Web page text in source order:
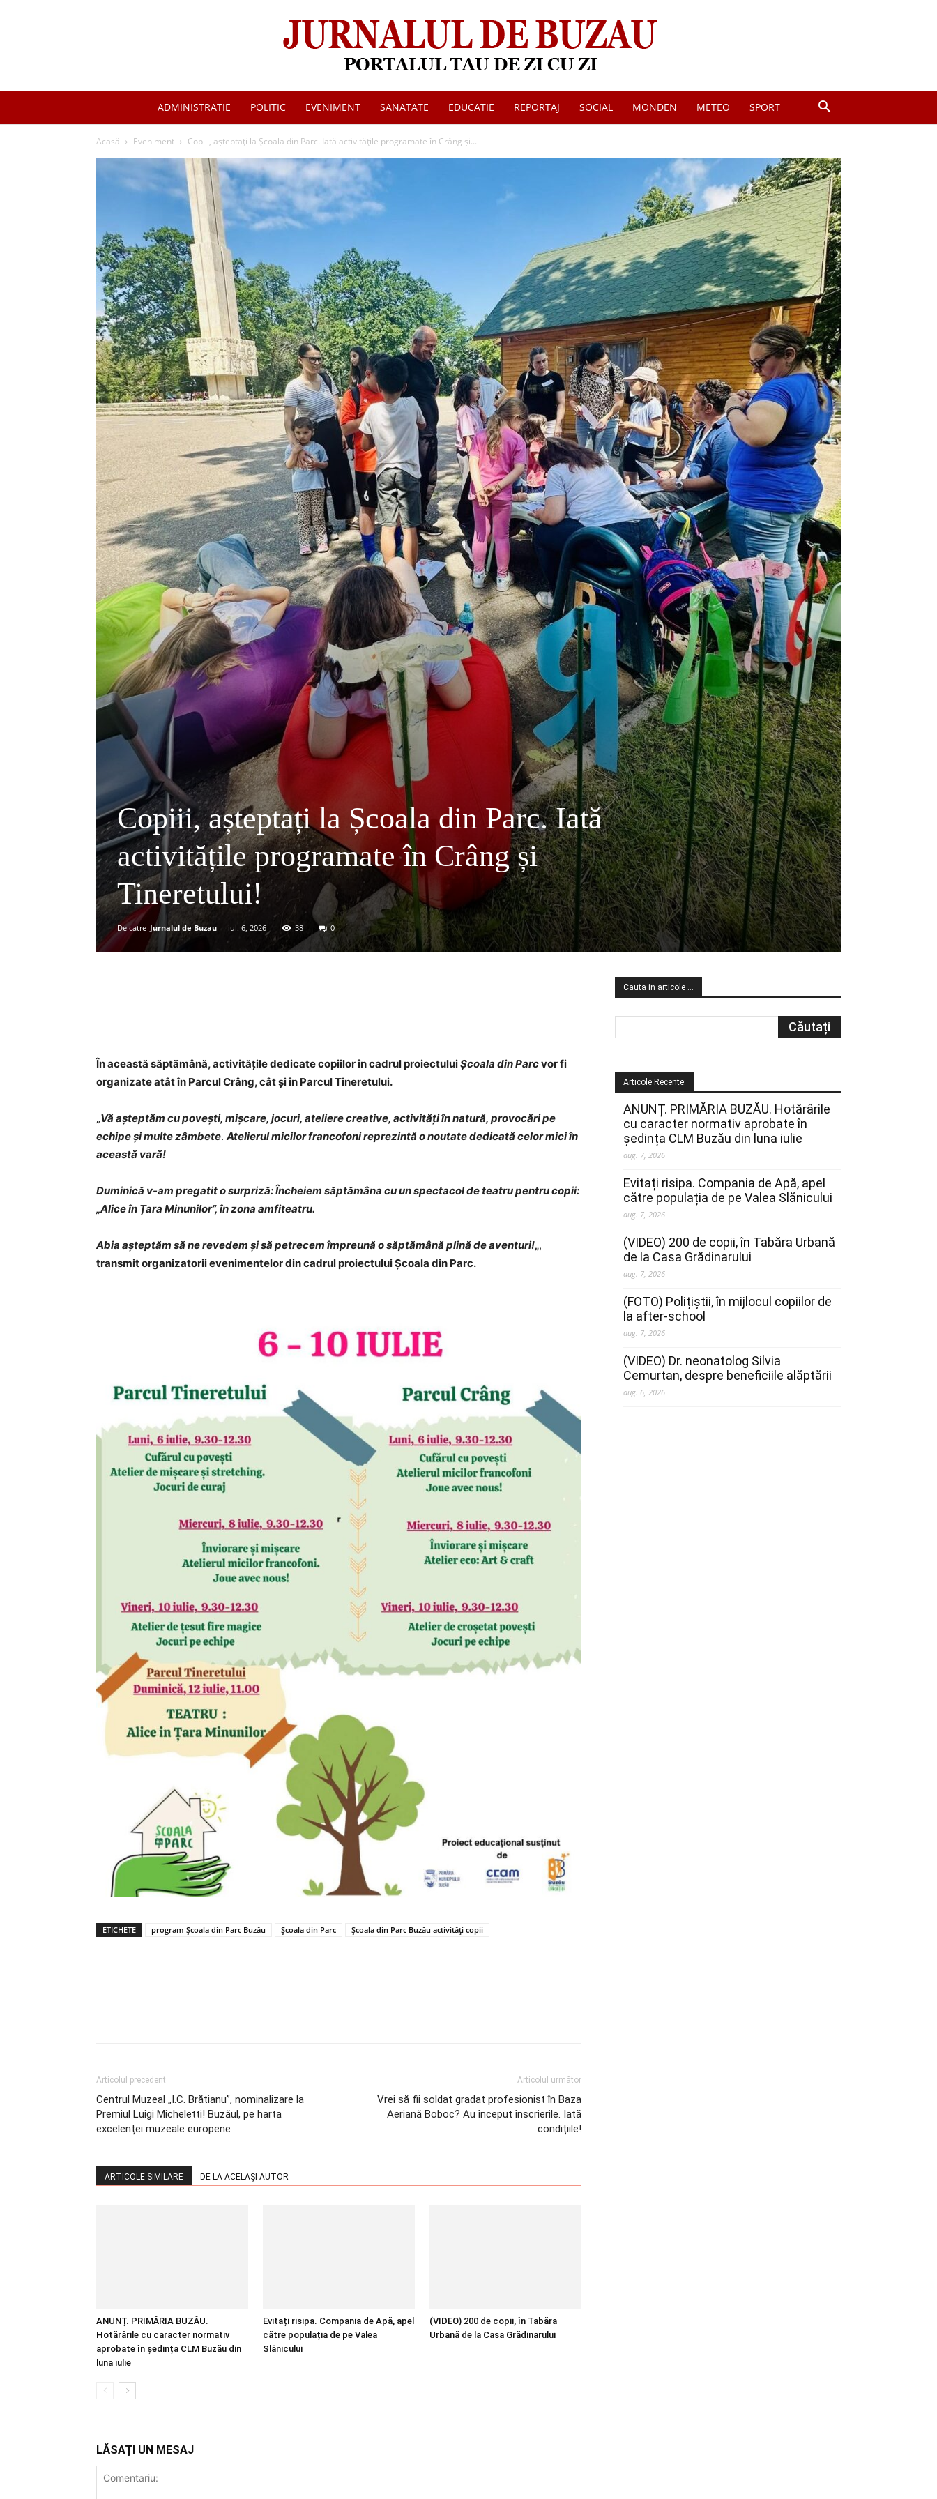
Jurnalul
Buzau
ADMINISTRATIE POLITIC EVENIMENT SANATATE EDUCATIE REPORTAJ SOCIAL MONDEN METEO SPORT
Acasă Eveniment Copiii, așteptați la Școala din Parc. Iată activitățile programate în Crâng și...
Copiii, așteptați la Școala din Parc. Iată
activitățile programate în Crâng și
Tineretului!
De catre Jurnalul de Buzau - iul. 6, 2026 38 0
În această săptămână, activitățile dedicate copiilor în cadrul proiectuluiȘcoala din Parcvor fi
organizate atât în Parcul Crâng, cât și în Parcul Tineretului.
„Vă așteptăm cu povești, mișcare, jocuri, ateliere creative, activități în natură, provocări pe
echipe și multe zâmbete. Atelierul micilor francofoni reprezintă o noutate dedicată celor mici în
această vară!
Duminică v-am pregatit o surpriză: Încheiem săptămâna cu un spectacol de teatru pentru copii:
„Alice în Țara Minunilor”, în zona amfiteatru.
Abia așteptăm să ne revedem și să petrecem împreună o săptămână plină de aventuri!„,
transmit organizatorii evenimentelor din cadrul proiectului Școala din Parc.
ETICHETE program Școala din Parc Buzău Școala din Parc Școala din Parc Buzău activități copii
Articolul precedent
Centrul Muzeal „I.C. Brătianu”, nominalizare la
Premiul Luigi Micheletti! Buzăul, pe harta
excelenței muzeale europene
Articolul următor
Vrei să fii soldat gradat profesionist în Baza
Aeriană Boboc? Au început înscrierile. Iată
condițiile!
ARTICOLE SIMILARE DE LA ACELAȘI AUTOR
ANUNȚ. PRIMĂRIA BUZĂU.
Hotărârile cu caracter normativ
aprobate în ședința CLM Buzău din
luna iulie
Evitați risipa. Compania de Apă, apel
către populația de pe Valea
Slănicului
(VIDEO) 200 de copii, în Tabăra
Urbană de la Casa Grădinarului
LĂSAȚI UN MESAJ
Cauta in articole …
Articole Recente:
ANUNȚ. PRIMĂRIA BUZĂU. Hotărârile
cu caracter normativ aprobate în
ședința CLM Buzău din luna iulie
aug. 7, 2026
Evitați risipa. Compania de Apă, apel
către populația de pe Valea Slănicului
aug. 7, 2026
(VIDEO) 200 de copii, în Tabăra Urbană
de la Casa Grădinarului
aug. 7, 2026
(FOTO) Polițiștii, în mijlocul copiilor de
la after-school
aug. 7, 2026
(VIDEO) Dr. neonatolog Silvia
Cemurtan, despre beneficiile alăptării
aug. 6, 2026